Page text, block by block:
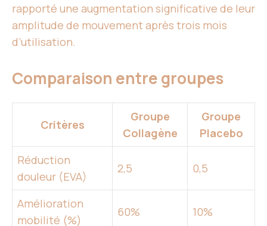
rapporté une augmentation significative de leur
amplitude de mouvement après trois mois
d’utilisation.
Comparaison entre groupes
Critères
Groupe
Collagène
Groupe
Placebo
Réduction
douleur (EVA)
2,5 0,5
Amélioration
mobilité (%)
60% 10%